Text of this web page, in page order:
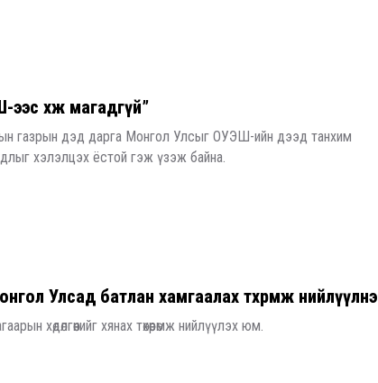
хөөж магадгүй”
газрын дэд дарга Монгол Улсыг ОУЭШ-ийн дээд танхим
хэлэлцэх ёстой гэж үзэж байна.
Улсад батлан хамгаалах төхөөрөмж нийлүүлнэ
хөдөлгөөнийг хянах төхөөрөмж нийлүүлэх юм.